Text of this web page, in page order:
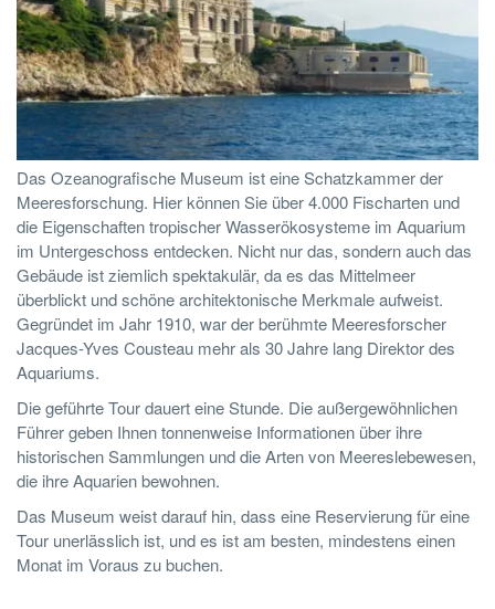
Das Ozeanografische Museum ist eine Schatzkammer der
Meeresforschung. Hier können Sie über 4.000 Fischarten und
die Eigenschaften tropischer Wasserökosysteme im Aquarium
im Untergeschoss entdecken. Nicht nur das, sondern auch das
Gebäude ist ziemlich spektakulär, da es das Mittelmeer
überblickt und schöne architektonische Merkmale aufweist.
Gegründet im Jahr 1910, war der berühmte Meeresforscher
Jacques-Yves Cousteau mehr als 30 Jahre lang Direktor des
Aquariums.
Die geführte Tour dauert eine Stunde. Die außergewöhnlichen
Führer geben Ihnen tonnenweise Informationen über ihre
historischen Sammlungen und die Arten von Meereslebewesen,
die ihre Aquarien bewohnen.
Das Museum weist darauf hin, dass eine Reservierung für eine
Tour unerlässlich ist, und es ist am besten, mindestens einen
Monat im Voraus zu buchen.